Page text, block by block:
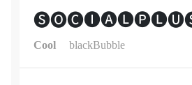
Cool blackBubble